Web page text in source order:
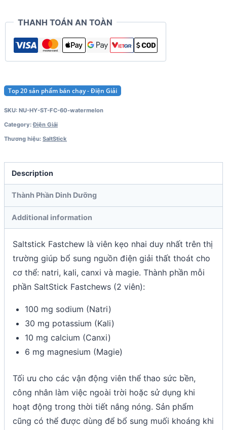
THANH TOÁN AN TOÀN
Top 20 sản phẩm bán chạy - Điện Giải
SKU: NU-HY-ST-FC-60-watermelon
Category:Điện Giải
Thương hiệu: SaltStick
Description
Thành Phần Dinh Dưỡng
Additional information
Saltstick Fastchew là viên kẹo nhai duy nhất trên thị
trường giúp bổ sung nguồn điện giải thất thoát cho
cơ thể: natri, kali, canxi và magie. Thành phần mỗi
phần SaltStick Fastchews (2 viên):
100 mg sodium (Natri)
30 mg potassium (Kali)
10 mg calcium (Canxi)
6 mg magnesium (Magie)
Tối ưu cho các vận động viên thể thao sức bền,
công nhân làm việc ngoài trời hoặc sử dụng khi
hoạt động trong thời tiết nắng nóng. Sản phẩm
cũng có thể được dùng để bổ sung muối khoáng khi